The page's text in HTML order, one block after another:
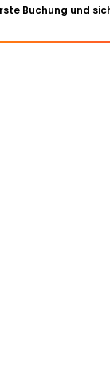
Buchung und